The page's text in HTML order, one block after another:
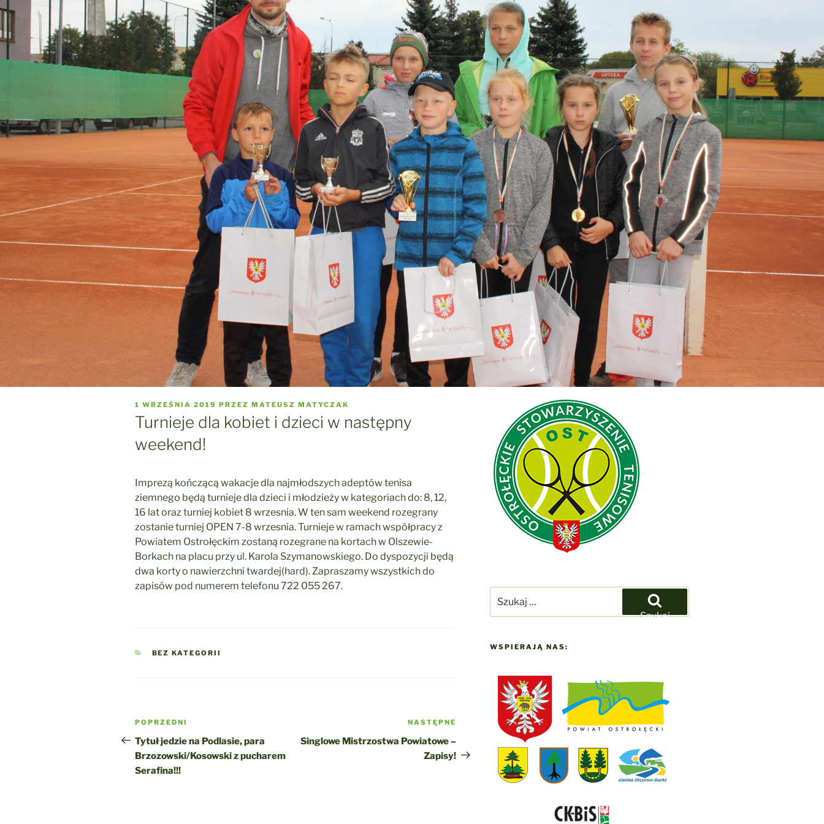
OPUBLIKOWANE
W
1 WRZEŚNIA 2019 PRZEZ MATEUSZ MATYCZAK
Turnieje dla kobiet i dzieci w następny
weekend!
Imprezą kończącą wakacje dla najmłodszych adeptów tenisa
ziemnego będą turnieje dla dzieci i młodzieży w kategoriach do: 8, 12,
16 lat oraz turniej kobiet 8 wrzesnia. W ten sam weekend rozegrany
zostanie turniej OPEN 7-8 wrzesnia. Turnieje w ramach współpracy z
Powiatem Ostrołęckim zostaną rozegrane na kortach w Olszewie-
Borkach na placu przy ul. Karola Szymanowskiego. Do dyspozycji będą
dwa korty o nawierzchni twardej(hard). Zapraszamy wszystkich do
zapisów pod numerem telefonu 722 055 267.
KATEGORIE
BEZ KATEGORII
Nawigacja
wpisu
Poprzedni
wpis
POPRZEDNI
Tytuł jedzie na Podlasie, para
Brzozowski/Kosowski z pucharem
Serafina!!!
Następny
NASTĘPNE
Singlowe Mistrzostwa Powiatowe –
Zapisy!
Szukaj
WSPIERAJĄ NAS: